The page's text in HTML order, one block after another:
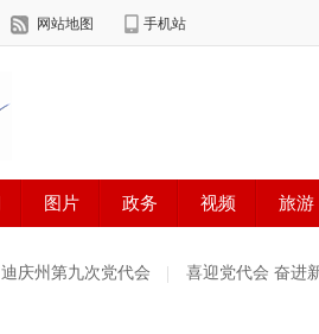
迪庆州第九次党代会 喜迎党代会 奋进